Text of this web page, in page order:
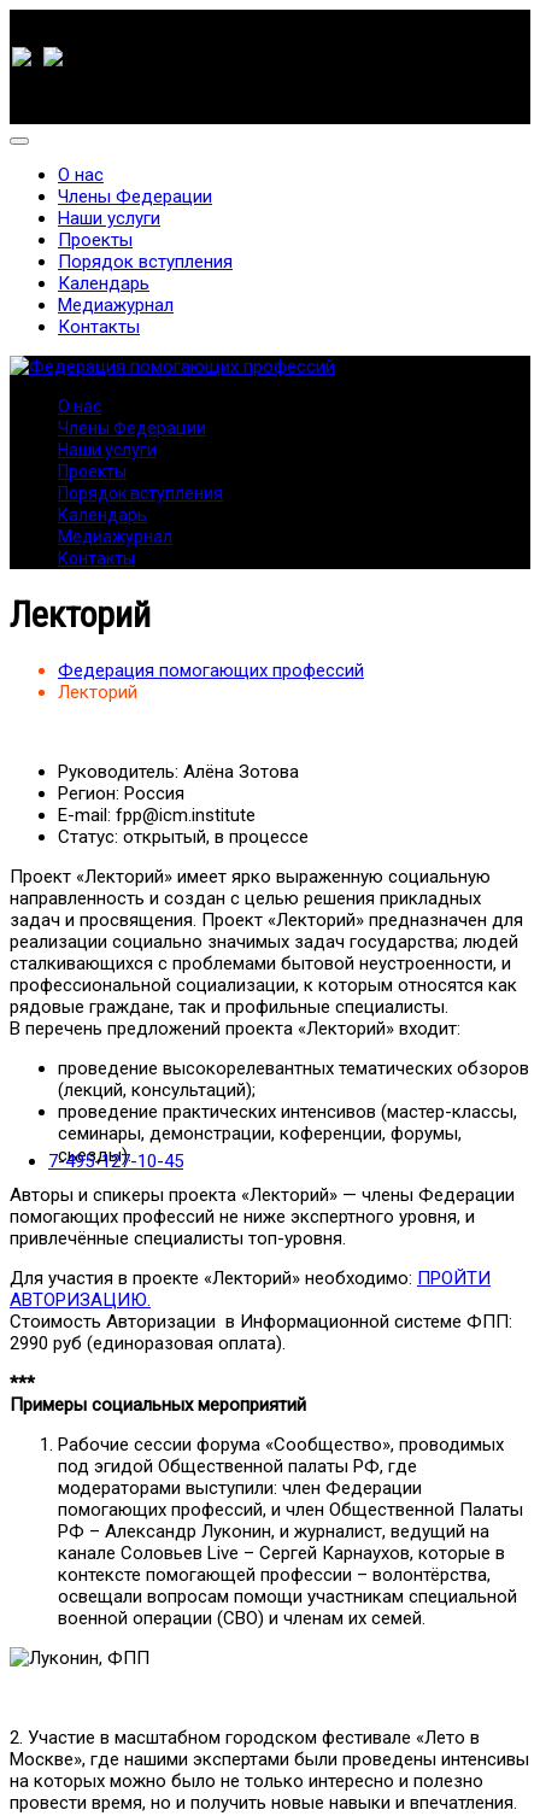
7-495-127-10-45
О нас
Члены Федерации
Наши услуги
Проекты
Порядок вступления
Календарь
Медиажурнал
Контакты
О нас
Члены Федерации
Наши услуги
Проекты
Порядок вступления
Календарь
Медиажурнал
Контакты
Лекторий
Федерация помогающих профессий
Лекторий
Руководитель: Алёна Зотова
Регион: Россия
E-mail: fpp@icm.institute
Статус: открытый, в процессе
Проект «Лекторий» имеет ярко выраженную социальную
направленность и создан с целью решения прикладных
задач и просвящения. Проект «Лекторий» предназначен для
реализации социально значимых задач государства; людей
сталкивающихся с проблемами бытовой неустроенности, и
профессиональной социализации, к которым относятся как
рядовые граждане, так и профильные специалисты.
В перечень предложений проекта «Лекторий» входит:
проведение высокорелевантных тематических обзоров
(лекций, консультаций);
проведение практических интенсивов (мастер-классы,
семинары, демонстрации, коференции, форумы,
сьезды).
Авторы и спикеры проекта «Лекторий» — члены Федерации
помогающих профессий не ниже экспертного уровня, и
привлечённые специалисты топ-уровня.
Для участия в проекте «Лекторий» необходимо: ПРОЙТИ
АВТОРИЗАЦИЮ.
Стоимость Авторизации в Информационной системе ФПП:
2990 руб (единоразовая оплата).
***
Примеры социальных мероприятий
Рабочие сессии форума «Сообщество», проводимых
под эгидой Общественной палаты РФ, где
модераторами выступили: член Федерации
помогающих профессий, и член Общественной Палаты
РФ – Александр Луконин, и журналист, ведущий на
канале Соловьев Live – Сергей Карнаухов, которые в
контексте помогающей профессии – волонтёрства,
освещали вопросам помощи участникам специальной
военной операции (СВО) и членам их семей.
2. Участие в масштабном городском фестивале «Лето в
Москве», где нашими экспертами были проведены интенсивы
на которых можно было не только интересно и полезно
провести время, но и получить новые навыки и впечатления.